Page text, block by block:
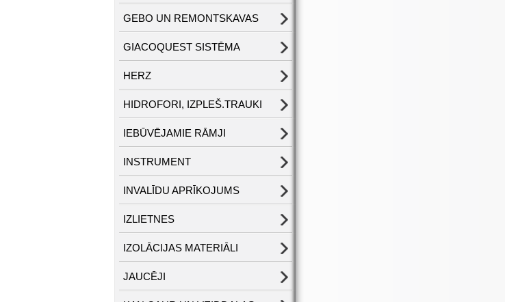
GEBO UN REMONTSKAVAS
GIACOQUEST SISTĒMA
HERZ
HIDROFORI, IZPLEŠ.TRAUKI
IEBŪVĒJAMIE RĀMJI
INSTRUMENT
INVALĪDU APRĪKOJUMS
IZLIETNES
IZOLĀCIJAS MATERIĀLI
JAUCĒJI